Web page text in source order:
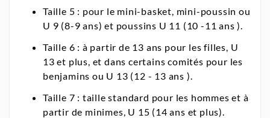
Taille 5 : pour le mini-basket, mini-poussin ou
U 9 (8-9 ans) et poussins U 11 (10 -11 ans ).
Taille 6 : à partir de 13 ans pour les filles, U
13 et plus, et dans certains comités pour les
benjamins ou U 13 (12 - 13 ans ).
Taille 7 : taille standard pour les hommes et à
partir de minimes, U 15 (14 ans et plus).